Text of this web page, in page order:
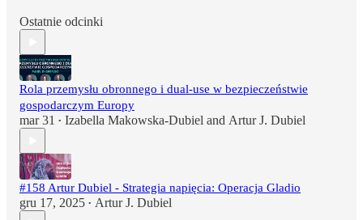
Ostatnie odcinki
Rola przemysłu obronnego i dual-use w bezpieczeństwie
gospodarczym Europy
mar 31 • Izabella Makowska-Dubiel and Artur J. Dubiel
#158 Artur Dubiel - Strategia napięcia: Operacja Gladio
gru 17, 2025 • Artur J. Dubiel